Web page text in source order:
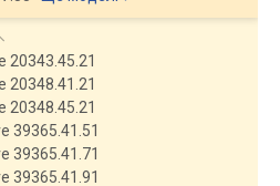
20343.45.21
20348.41.21
20348.45.21
39365.41.51
39365.41.71
39365.41.91